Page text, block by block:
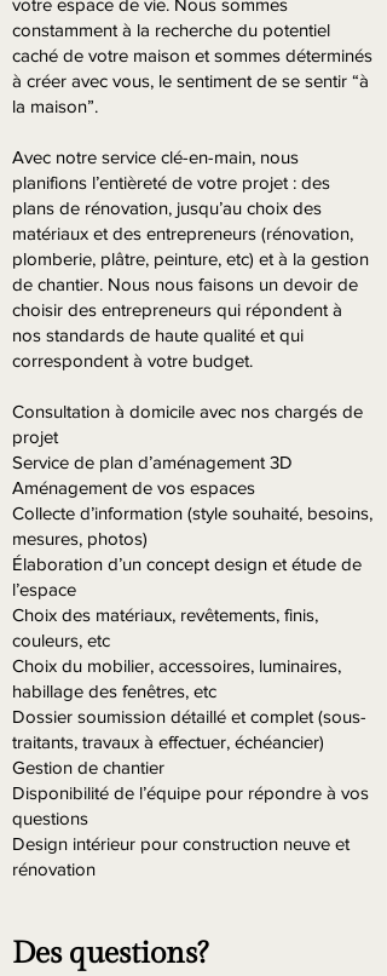
votre espace de vie. Nous sommes
constamment à la recherche du potentiel
caché de votre maison et sommes déterminés
à créer avec vous, le sentiment de se sentir “à
la maison”.
Avec notre service clé-en-main, nous
planifions l’entièreté de votre projet : des
plans de rénovation, jusqu’au choix des
matériaux et des entrepreneurs (rénovation,
plomberie, plâtre, peinture, etc) et à la gestion
de chantier. Nous nous faisons un devoir de
choisir des entrepreneurs qui répondent à
nos standards de haute qualité et qui
correspondent à votre budget.
Consultation à domicile avec nos chargés de
projet
Service de plan d’aménagement 3D
Aménagement de vos espaces
Collecte d’information (style souhaité, besoins,
mesures, photos)
Élaboration d’un concept design et étude de
l’espace
Choix des matériaux, revêtements, finis,
couleurs, etc
Choix du mobilier, accessoires, luminaires,
habillage des fenêtres, etc
Dossier soumission détaillé et complet (sous-
traitants, travaux à effectuer, échéancier)
Gestion de chantier
Disponibilité de l’équipe pour répondre à vos
questions
Design intérieur pour construction neuve et
rénovation
Des questions?